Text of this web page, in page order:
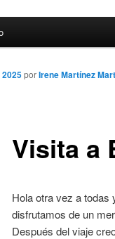
Visita a
porIrene Martínez
Hola otra vez a todas
disfrutamos de un
Después del viaje